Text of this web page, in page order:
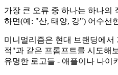
가장 큰 오류 중 하나는 하나의
하면(예: "산, 태양, 강") 어수선
미니멀리즘은 현대 브랜딩에
적"과 같은 프롬프트를 시도해
유명한 로고들 - 애플이나 나이